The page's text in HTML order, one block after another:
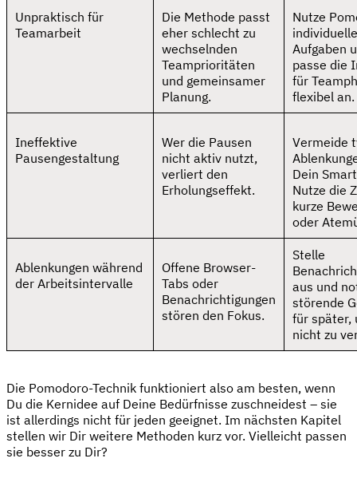
Unpraktisch für
Teamarbeit
Die Methode passt
eher schlecht zu
wechselnden
Teamprioritäten
und gemeinsamer
Planung.
Nutze
individuelle
Aufgaben
passe die
für
flexibel an.
Ineffektive
Pausengestaltung
Wer die Pausen
nicht aktiv nutzt,
verliert den
Erholungseffekt.
Vermeide
Dein
Nutze die
kurze
oder
Ablenkungen während
der Arbeitsintervalle
Offene Browser-
Tabs oder
Benachrichtigungen
stören den Fokus.
Stelle
aus und
störende
für später,
nicht zu
Die Pomodoro-Technik funktioniert also am besten, wenn
Du die Kernidee auf Deine Bedürfnisse zuschneidest – sie
ist allerdings nicht für jeden geeignet. Im nächsten Kapitel
stellen wir Dir weitere Methoden kurz vor. Vielleicht passen
sie besser zu Dir?